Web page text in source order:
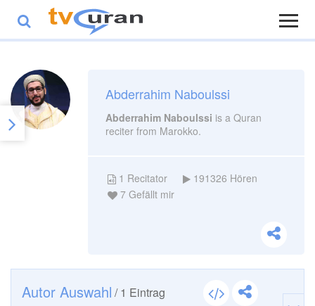
Abderrahim Naboulssi
Abderrahim Naboulssi is a Quran
reciter from Marokko.
1 Recitator 191326 Hören
7 Gefällt mir
Autor Auswahl /1 Eintrag